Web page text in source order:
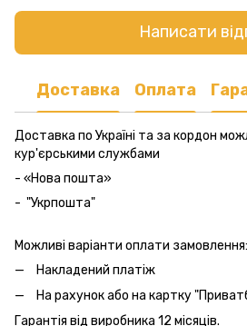
Написати
Доставка Оплата
Доставка по Україні та за кордон
кур'єрськими службами
- «Нова пошта»
- "Укрпошта"
Можливі варіанти оплати замовлення:
Накладений платіж
На рахунок або на картку
Гарантія від виробника 12 місяців.